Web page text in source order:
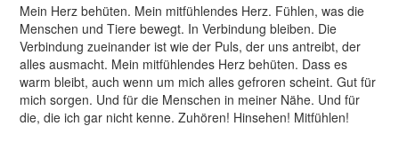
Mein Herz behüten. Mein mitfühlendes Herz. Fühlen, was die
Menschen und Tiere bewegt. In Verbindung bleiben. Die
Verbindung zueinander ist wie der Puls, der uns antreibt, der
alles ausmacht. Mein mitfühlendes Herz behüten. Dass es
warm bleibt, auch wenn um mich alles gefroren scheint. Gut für
mich sorgen. Und für die Menschen in meiner Nähe. Und für
die, die ich gar nicht kenne. Zuhören! Hinsehen! Mitfühlen!